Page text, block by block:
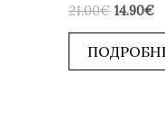
Оценка
0
из
21.00€ 14.90€